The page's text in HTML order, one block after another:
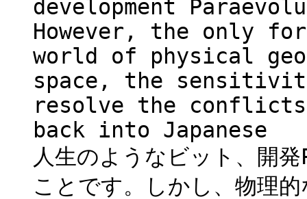
development
However, the only
world of physical
space, the
resolve the
back into Japanese
人生のようなビット、開
ことです。しかし、物理